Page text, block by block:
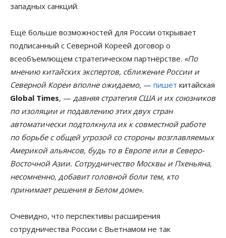
западных санкций.
Ещё больше возможностей для России открывает
подписанный с Северной Кореей договор о
всеобъемлющем стратегическом партнёрстве. «По
мнению китайских экспертов, сближение России и
Северной Кореи вполне ожидаемо, — пишет китайская
Global Times, — давняя стратегия США и их союзников
по изоляции и подавлению этих двух стран
автоматически подтолкнула их к совместной работе
по борьбе с общей угрозой со стороны возглавляемых
Америкой альянсов, будь то в Европе или в Северо-
Восточной Азии. Сотрудничество Москвы и Пхеньяна,
несомненно, добавит головной боли тем, кто
принимает решения в Белом доме».
Очевидно, что перспективы расширения
сотрудничества России с Вьетнамом не так